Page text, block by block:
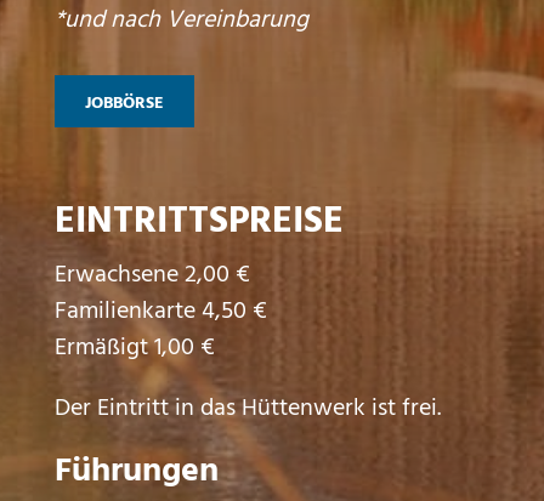
*und nach Vereinbarung
JOBBÖRSE
EINTRITTSPREISE
Erwachsene 2,00 €
Familienkarte 4,50 €
Ermäßigt 1,00 €
Der Eintritt in das Hüttenwerk ist frei.
Führungen